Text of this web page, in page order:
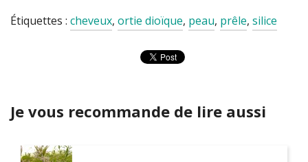
Étiquettes : cheveux, ortie dioïque, peau, prêle, silice
Je vous recommande de lire aussi